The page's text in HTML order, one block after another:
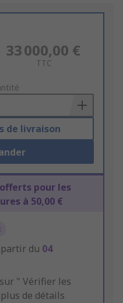
33 000,00 €
TTC
de livraison
pour les
à 50,00 €
du 04
" Vérifier les
de détails